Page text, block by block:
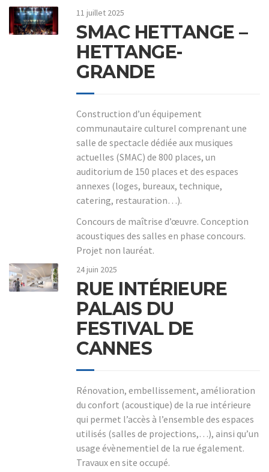
11 juillet 2025
SMAC HETTANGE –
HETTANGE-
GRANDE
Construction d’un équipement
communautaire culturel comprenant une
salle de spectacle dédiée aux musiques
actuelles (SMAC) de 800 places, un
auditorium de 150 places et des espaces
annexes (loges, bureaux, technique,
catering, restauration…).
Concours de maîtrise d’œuvre. Conception
acoustiques des salles en phase concours.
Projet non lauréat.
24 juin 2025
RUE INTÉRIEURE
PALAIS DU
FESTIVAL DE
CANNES
Rénovation, embellissement, amélioration
du confort (acoustique) de la rue intérieure
qui permet l’accès à l’ensemble des espaces
utilisés (salles de projections,…), ainsi qu’un
usage évènementiel de la rue également.
Travaux en site occupé.